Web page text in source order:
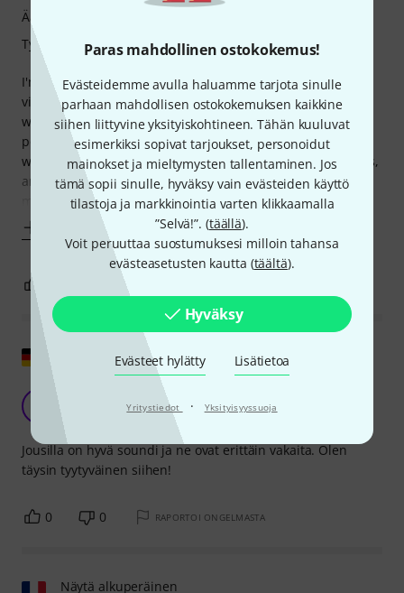
Paras mahdollinen ostokokemus!
Evästeidemme avulla haluamme tarjota sinulle
parhaan mahdollisen ostokokemuksen kaikkine
siihen liittyvine yksityiskohtineen. Tähän kuuluvat
esimerkiksi sopivat tarjoukset, personoidut
mainokset ja mieltymysten tallentaminen. Jos
tämä sopii sinulle, hyväksy vain evästeiden käyttö
tilastoja ja markkinointia varten klikkaamalla
”Selvä!”. (täällä).
Voit peruuttaa suostumuksesi milloin tahansa
evästeasetusten kautta (täältä).
Hyväksy
Evästeet hylätty Lisätietoa
Yritystiedot · Yksityisyyssuoja
I'm very satisfied with the strings that made my daughter's
violin (Thomann Classic) sound much, much better than
with the stock strings. Even her teacher made several
positive comments about the violin, unaware that strings
were changed. Strings are thicker than standard steel ones,
and thus more friendly for little fingers. With the violin
mentioned above, I had a
Näytä enemmän
Ääni
Työnjälki
Näytä alkuperäinen
Antje Z. 13.10.2012
Jousilla on hyvä soundi ja ne ovat erittäin vakaita. Olen
täysin tyytyväinen siihen!
0 0 RAPORTOI ONGELMASTA
Näytä alkuperäinen